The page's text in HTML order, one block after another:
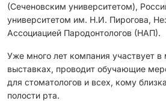
(Сеченовским университетом),
университетом им. Н.И. Пирогова,
Ассоциацией Пародонтологов (НАП).
Уже много лет компания участвует
выставках, проводит обучающие
для стоматологов и всех, кому
полости рта.